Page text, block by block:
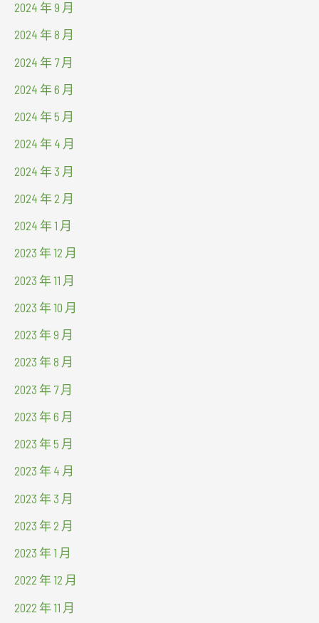
2024 年 9 月
2024 年 8 月
2024 年 7 月
2024 年 6 月
2024 年 5 月
2024 年 4 月
2024 年 3 月
2024 年 2 月
2024 年 1 月
2023 年 12 月
2023 年 11 月
2023 年 10 月
2023 年 9 月
2023 年 8 月
2023 年 7 月
2023 年 6 月
2023 年 5 月
2023 年 4 月
2023 年 3 月
2023 年 2 月
2023 年 1 月
2022 年 12 月
2022 年 11 月